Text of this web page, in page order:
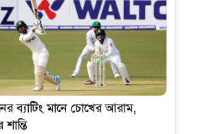
ব্যাটিং মানে চোখের আরাম,